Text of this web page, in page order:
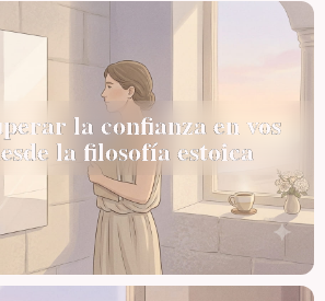
la confianza en vos
la filosofía estoica